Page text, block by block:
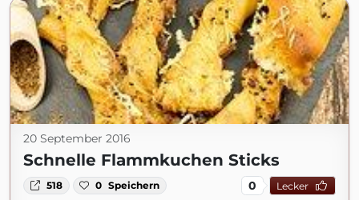
20 September 2016
Schnelle Flammkuchen Sticks
518 0 Speichern 0 Lecker